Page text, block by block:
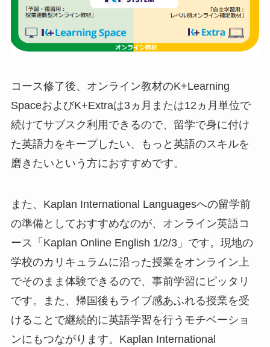
コース修了後、オンライン教材のK+Learning
SpaceおよびK+Extraは3ヵ月または12ヵ月単位で
続けてサブスク利用できるので、留学で身に付け
た英語力をキープしたい、もっと英語のスキルを
磨きたいという方におすすめです。
また、Kaplan International Languagesへの留学前
の準備としておすすめなのが、オンライン英語コ
ース「Kaplan Online English 1/2/3」です。現地の
学校のカリキュラムに沿った授業をオンライン上
でそのまま体験できるので、事前学習にピッタリ
です。また、帰国後もライブ感あふれる授業を受
けることで継続的に英語学習を行うモチベーショ
ンにもつながります。Kaplan International